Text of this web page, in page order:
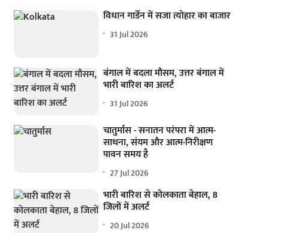
विधान गार्डेन में सजा त्योहार का बाजार
31 Jul 2026
बंगाल में बदला मौसम, उत्तर बंगाल में
भारी बारिश का अलर्ट
31 Jul 2026
चातुर्मास - सनातन परंपरा में आत्म-
साधना, संयम और आत्म-निरीक्षण
पावन समय है
27 Jul 2026
भारी बारिश से कोलकाता बेहाल, 8
जिलों में अलर्ट
20 Jul 2026